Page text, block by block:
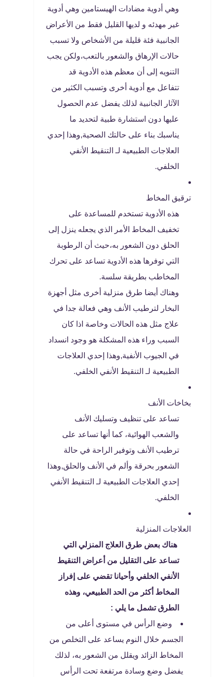
وهي أدوية مضادات الهيستامين وهي أدوية
غير مهدئه و لديها القليل فقط من الأعراض
الجانبية فئة قليلة من الأشخاص ولا تسبب
حالات الإرهاق والشعور بالتعب،ولكن يجب
التنويه إلى أن معظم هذه الأدوية قد
تتفاعل مع أدوية أخرى وتسبب الكثير من
الآثار الجانبية لذلك يفضل عدم الحصول
عليها دون استشارة طبية لتحديد ما
يناسبك بناء على حالتك الصحية,وهذا إحدي
العلاجات الطبيعية لـ التنقيط الأنفي
الخلفي.
ترقيق المخاط
هذه الأدوية تستخدم للمساعدة على
تخفيف المخاط الأمر الذي يجعله ينزل إلى
الحلق دون الشعور به،حيث أن الرطوبة
التي توفرها هذه الأدوية تساعد على تحرك
المخاطب بطريقة سلسة.
وهناك أيضا طرق منزلية أخرى مثل أجهزة
البخار لترطيب الأنف وهي فعالة جدا في
علاج مثل هذه الحالات وخاصة اذا كان
السبب وراء هذه المشكلة هو وجود انسداد
في الجيوب الأنفية,وهذا إحدي العلاجات
الطبيعية لـ التنقيط الأنفي الخلفي.
بخاخات الأنف
تساعد على تنظيف وتسليك الأنف
والشعب الهوائية، كما أنها تساعد على
ترطيب الأنف وتوفير الراحة في حالة
الشعور بحرقة وألم في الأنف والحلق,وهذا
إحدي العلاجات الطبيعية لـ التنقيط الأنفي
الخلفي.
العلاجات المنزلية
هناك بعض طرق العلاج المنزلي التي
تساعد على التقليل من أعراض التنقيط
الأنفي الخلفي وأحيانا تقضي على إفراز
المخاط أكثر من الحد الطبيعي، وهذه
الطرق تشمل ما يلي :
وضع الرأس في مستوى أعلى من
الجسم خلال النوم يساعد على التخلص من
المخاط الزائد ويقلل من الشعور به، لذلك
يفضل وضع وسادة مرتفعة تحت الرأس